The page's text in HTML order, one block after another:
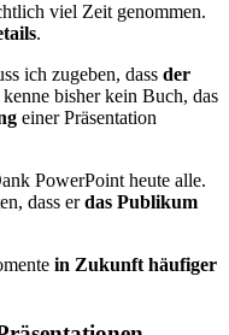
viel Zeit genommen.
.
ich zugeben, dass der
bisher kein Buch, das
einer Präsentation
PowerPoint heute alle.
dass erdas Publikum
in Zukunft häufiger